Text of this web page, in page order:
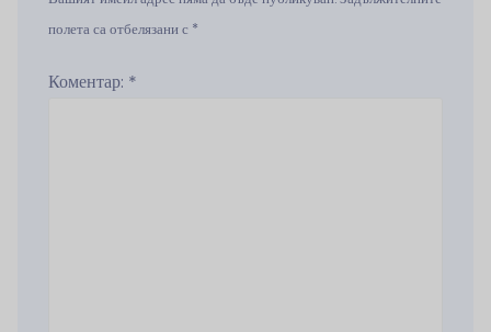
полета са отбелязани с *
Коментар: *